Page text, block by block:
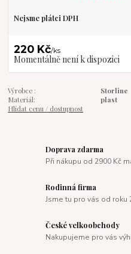
Nejsme plátci DPH
220 Kč/ks
Momentálně není k dispozici
Výrobce :
Storline
Materiál:
plast
Hlídat cenu / dostupnost
Doprava zdarma
Při nákupu od 2900 Kč
Rodinná firma
Jsme tu pro vás od
České velkoobchody
Nakupujeme pro vás